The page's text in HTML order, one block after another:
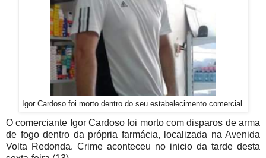
Igor Cardoso foi morto dentro do seu estabelecimento comercial
O comerciante Igor Cardoso foi morto com disparos de arma
de fogo dentro da própria farmácia, localizada na Avenida
Volta Redonda. Crime aconteceu no inicio da tarde desta